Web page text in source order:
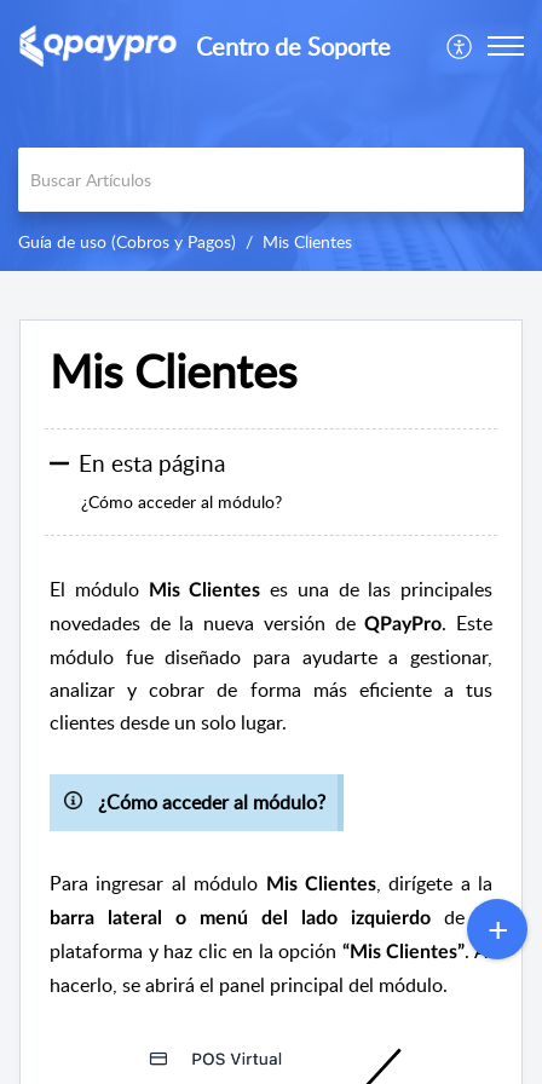
Centro de Soporte
Guía de uso (Cobros y Pagos) Mis Clientes
Mis Clientes
En esta página
¿Cómo acceder al módulo?
El módulo Mis Clientes es una de las principales
novedades de la nueva versión deQPayPro. Este
módulo fue diseñado para ayudarte a gestionar,
analizar y cobrar de forma más eficiente a tus
clientes desde un solo lugar.
¿Cómo acceder al módulo?
Para ingresar al módulo Mis Clientes, dirígete a la
barra lateral o menú del lado izquierdo
de la
plataforma y haz clic en la opción “Mis Clientes”. Al
hacerlo, se abrirá el panel principal del módulo.